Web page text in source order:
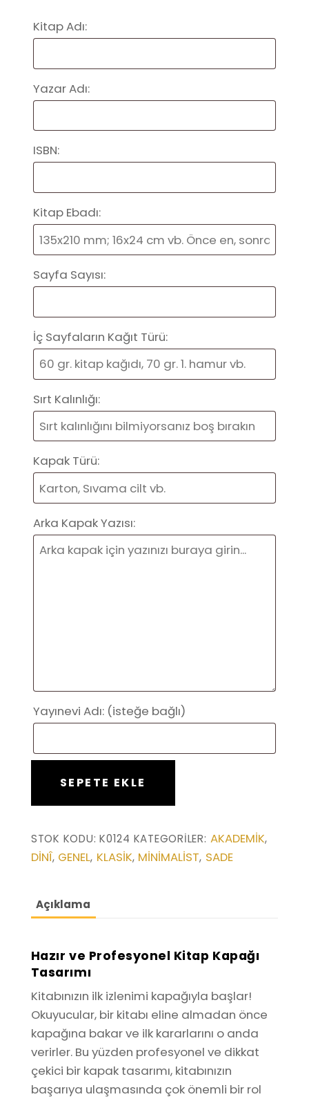
Kitap Adı:
Yazar Adı:
ISBN:
Kitap Ebadı:
Sayfa Sayısı:
İç Sayfaların Kağıt Türü:
Sırt Kalınlığı:
Kapak Türü:
Arka Kapak Yazısı:
Yayınevi Adı: (isteğe bağlı)
Kapağı
(K0124)
adet
SEPETE EKLE
STOK KODU:K0124 KATEGORILER: AKADEMIK,
DINÎ, GENEL, KLASIK, MINIMALIST, SADE
Açıklama
Hazır ve Profesyonel Kitap Kapağı
Tasarımı
Kitabınızın ilk izlenimi kapağıyla başlar!
Okuyucular, bir kitabı eline almadan önce
kapağına bakar ve ilk kararlarını o anda
verirler. Bu yüzden profesyonel ve dikkat
çekici bir kapak tasarımı, kitabınızın
başarıya ulaşmasında çok önemli bir rol